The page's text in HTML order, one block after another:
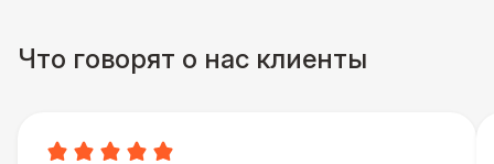
Что говорят о нас клиенты